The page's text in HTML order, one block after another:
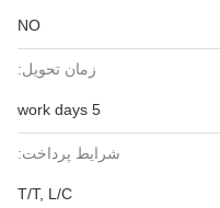
NO
زمان تحویل:
5 work days
شرایط پرداخت:
T/T, L/C